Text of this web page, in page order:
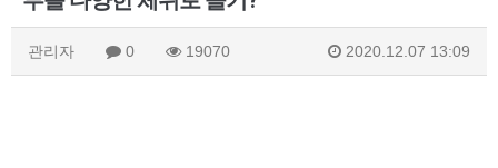
관리자 0 19070 2020.12.07 13:09